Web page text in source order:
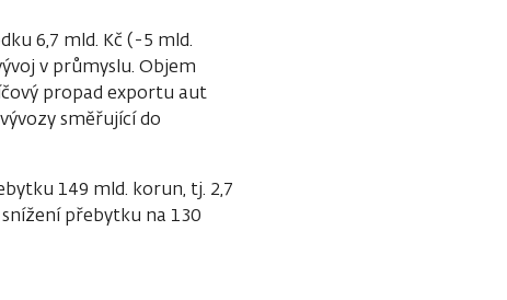
6,7 mld. Kč (-5 mld.
v průmyslu. Objem
propad exportu aut
směřující do
149 mld. korun, tj. 2,7
přebytku na 130